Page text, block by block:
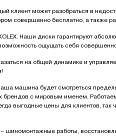
клиент может разобраться в
совершенно бесплатно, а также
Наши диски гарантируют
ощущать себя
на общей динамике и
машина будет смотреться
брендов с мировым именем.
выгодные цены для клиентов,
– шиномонтажные работы,